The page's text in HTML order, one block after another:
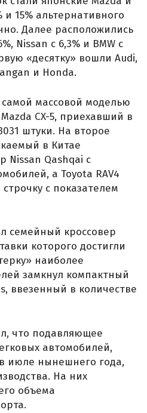
и 15% альтернативного
Далее расположились
Nissan с 6,3% и BMW с
«десятку» вошли Audi,
и Honda.
массовой моделью
CX-5, приехавший в
штуки. На второе
в Китае
Nissan Qashqai с
а Toyota RAV4
с показателем
семейный кроссовер
которого достигли
наиболее
замкнул компактный
ввезенный в количестве
что подавляющее
автомобилей,
июле нынешнего года,
На них
объема